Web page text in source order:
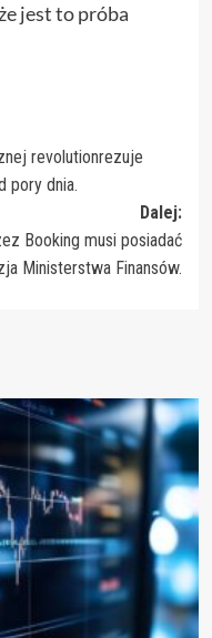
jest to próba
revolutionrezuje
pory dnia.
Dalej:
Booking musi posiadać
Ministerstwa Finansów.